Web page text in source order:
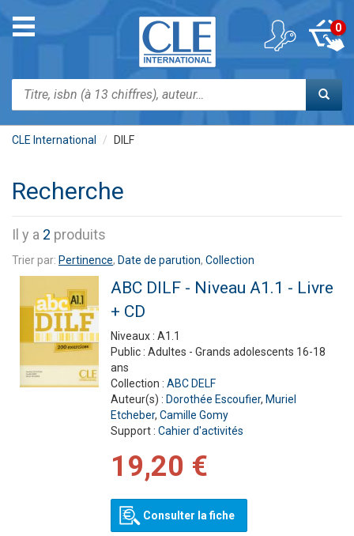
contenu
Toggle
navigation
Rechercher
0
CLE International DILF
Recherche
Il y a 2 produits
Trier par: Pertinence, Date de parution, Collection
ABC DILF - Niveau A1.1 - Livre
+ CD
Niveaux : A1.1
Public : Adultes - Grands adolescents 16-18
ans
Collection : ABC DELF
Auteur(s) : Dorothée Escoufier, Muriel
Etcheber, Camille Gomy
Support : Cahier d'activités
19,20 €
Consulter la fiche